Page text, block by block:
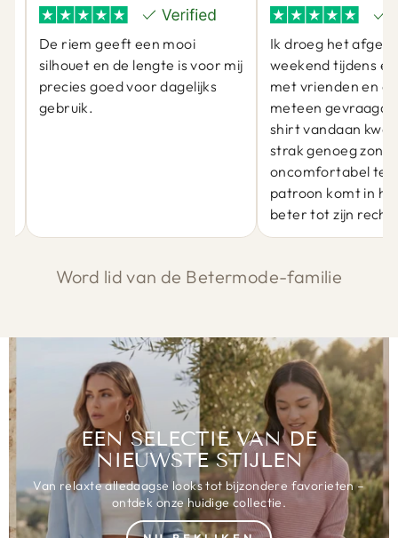
De riem geeft een mooi
silhouet en de lengte is voor mij
precies goed voor dagelijks
gebruik.
Ik droeg het
weekend tijdens
met vrienden en
meteen gevraagd
shirt vandaan
strak genoeg
oncomfortabel te
patroon komt in
beter tot zijn recht.
Word lid van de Betermode-familie
EEN SELECTIE VAN DE
NIEUWSTE STIJLEN
Van relaxte alledaagse looks tot bijzondere favorieten –
ontdek onze huidige collectie.